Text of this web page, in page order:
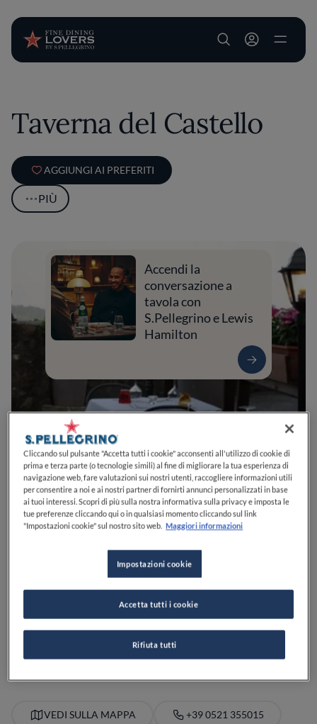
User account
Taverna del Castello
AGGIUNGI AI PREFERITI
PIÙ
0 0 0 0 0
Accendi la
conversazione a
tavola con
S.Pellegrino e Lewis
Hamilton
43013LanghiranoPRItalia
Domenica,12:30-14:30, 19:30-22:30
VEDI ORARI
VEDI SULLA MAPPA +39 0521 355015
Cliccando sul pulsante "Accetta tutti i cookie" acconsenti all'utilizzo di cookie di
prima e terza parte (o tecnologie simili) al fine di migliorare la tua esperienza di
navigazione web, fare valutazioni sui nostri utenti, raccogliere informazioni utili
per consentire a noi e ai nostri partner di fornirti annunci personalizzati in base
ai tuoi interessi. Scopri di più sulla nostra informativa sulla privacy e imposta le
tue preferenze cliccando qui o in qualsiasi momento cliccando sul link
"Impostazioni cookie" sul nostro sito web. Maggiori informazioni
Impostazioni cookie
Rifiuta tutti
Accetta tutti i cookie